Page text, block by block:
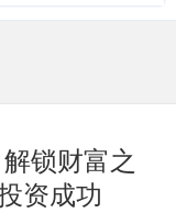
锁财富之
资成功